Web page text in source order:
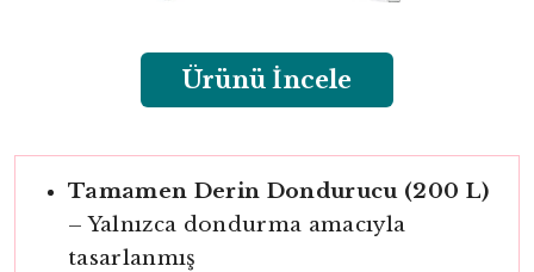
Ürünü İncele
Tamamen Derin Dondurucu (200 L)
– Yalnızca dondurma amacıyla
tasarlanmış